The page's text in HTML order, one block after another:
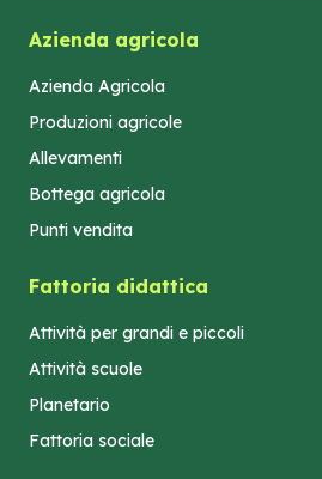
Azienda agricola
Azienda Agricola
Produzioni agricole
Allevamenti
Bottega agricola
Punti vendita
Fattoria didattica
Attività per grandi e piccoli
Attività scuole
Planetario
Fattoria sociale